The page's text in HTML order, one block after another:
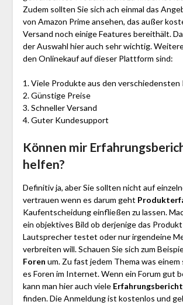
Zudem sollten Sie sich ach einmal das
von Amazon Prime ansehen, das außer
Versand noch einige Features bereithält.
der Auswahl hier auch sehr wichtig.
den Onlinekauf auf dieser Plattform sind:
1. Viele Produkte aus den verschiedensten
2. Günstige Preise
3. Schneller Versand
4. Guter Kundesupport
Können mir
helfen?
Definitiv ja, aber Sie sollten nicht auf
vertrauen wenn es darum geht
Kaufentscheidung einfließen zu lassen.
ein objektives Bild ob derjenige das
Lautsprecher testet oder nur irgendeine
verbreiten will. Schauen Sie sich zum
Foren um. Zu fast jedem Thema was
es Foren im Internet. Wenn ein Forum gut
kann man hier auch viele
finden. Die Anmeldung ist kostenlos und